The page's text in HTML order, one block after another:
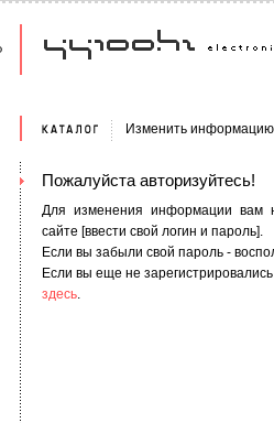
Изменить информацию
Пожалуйста авторизуйтесь!
Для изменения информации вам
сайте [ввести свой логин и пароль].
Если вы забыли свой пароль -
Если вы еще не
здесь.